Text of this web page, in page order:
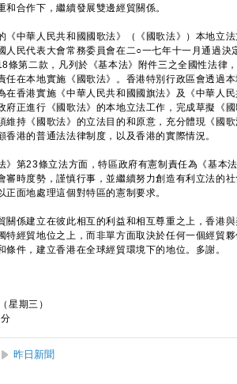
和合作下，繼續發展雙邊經貿關係。
中華人民共和國國歌法》（《國歌法》）本地立法
人民代表大會常務委員會在二○一七年十一月通過決
條第二款，凡列於《基本法》附件三之全國性法律
任在本地實施《國歌法》。香港特別行政區會透過
在香港實施《中華人民共和國國旗法》及《中華人
府正進行《國歌法》的本地立法工作，完成草擬《
維持《國歌法》的立法目的和原意，充分體現《國
香港的普通法法律制度，以及香港的實際情況。
第23條立法方面，特區政府有憲制責任為《基本
審時度勢，謹慎行事，並繼續努力創造有利立法的
正面地處理這個對特區的憲制要求。
係建立在彼此相互的利益和相互尊重之上，香港與
特經貿地位之上，而非單方面取決於任何一個經貿
條件，建立香港在全球經貿環境下的地位。多謝。
星期三）
昨日新聞